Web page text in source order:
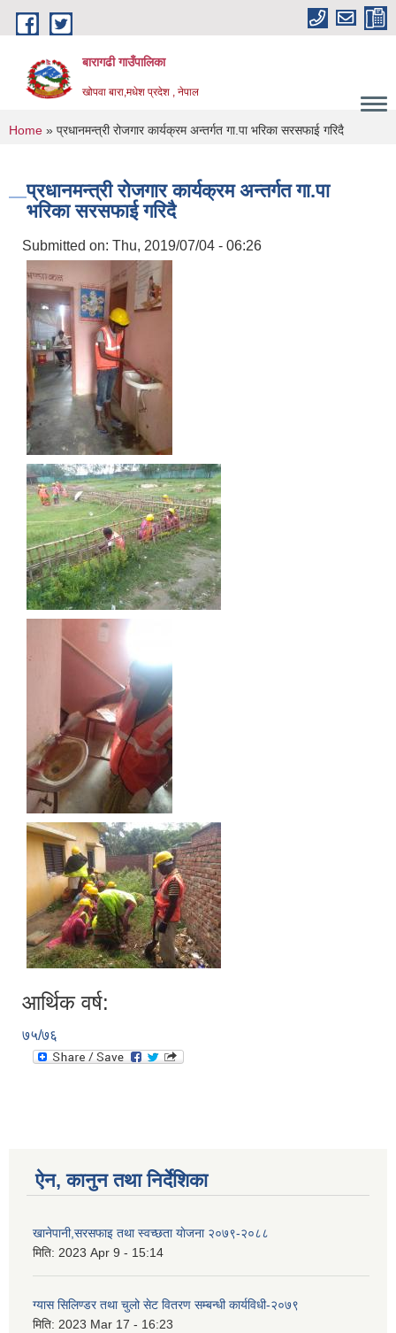
Skip to main content
बारागढी गाउँपालिका
खोपवा बारा,मधेश प्रदेश , नेपाल
You are here
Home » प्रधानमन्त्री रोजगार कार्यक्रम अन्तर्गत गा.पा भरिका सरसफाई गरिदै
प्रधानमन्त्री रोजगार कार्यक्रम अन्तर्गत गा.पा
भरिका सरसफाई गरिदै
Submitted on: Thu, 2019/07/04 - 06:26
आर्थिक वर्ष:
७५/७६
ऐन, कानुन तथा निर्देशिका
खानेपानी,सरसफाइ तथा स्वच्छता याेजना २०७९-२०८८
मिति: 2023 Apr 9 - 15:14
ग्यास सिलिण्डर तथा चुलो सेट वितरण सम्बन्धी कार्यविधी-२०७९
मिति: 2023 Mar 17 - 16:23